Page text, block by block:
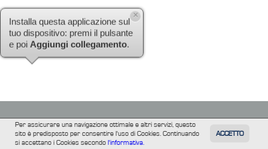
TUTTI FILM
Per assicurare una navigazione ottimale e altri servizi, questo
sito è predisposto per consentire l'uso di Cookies. Continuando
si accettano i Cookies secondol'informativa.
ACCETTO
Installa questa applicazione sul
tuo dispositivo: premi il pulsante